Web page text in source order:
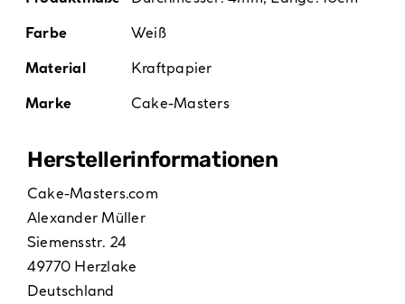
Farbe
Weiß
Material
Kraftpapier
Marke
Cake-Masters
Hersteller­informationen
Cake-Masters.com
Alexander Müller
Siemensstr. 24
49770 Herzlake
Deutschland